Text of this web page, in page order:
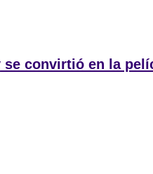
se convirtió en la